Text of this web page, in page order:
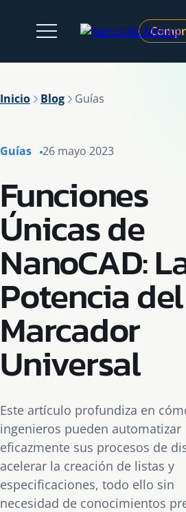
Inicio Blog Guías
Guías 26 mayo 2023
Funciones
Únicas de
NanoCAD:
Potencia del
Marcador
Universal
Este artículo profundiza en
ingenieros pueden automatizar
eficazmente sus procesos de
acelerar la creación de listas y
especificaciones, todo ello sin
necesidad de conocimientos